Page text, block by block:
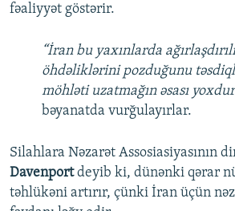
fəaliyyət göstərir.
“İran bu yaxınlarda
öhdəliklərini pozduğunu
möhləti uzatmağın əsası
bəyanatda vurğulayırlar.
Silahlara Nəzarət Assosiasiyasının
Davenportdeyib ki, dünənki qərar
təhlükəni artırır, çünki İran üçün